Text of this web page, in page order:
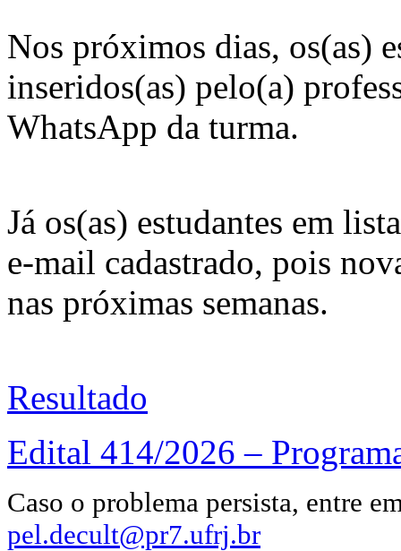
Nos próximos dias, os(as)
inseridos(as) pelo(a)
WhatsApp da turma.
Já os(as) estudantes em
e-mail cadastrado, pois
nas próximas semanas.
Resultado
Edital 414/2026 –
Caso o problema persista, entre
pel.decult@pr7.ufrj.br